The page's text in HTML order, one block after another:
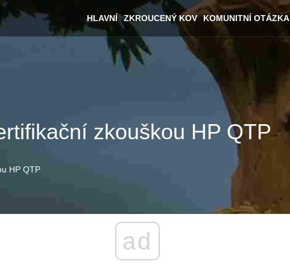
HLAVNÍ ZKROUCENÝ KOV KOMUNITNÍ OTÁZKA
zkouškou HP QTP
HP QTP
ad